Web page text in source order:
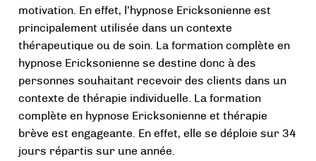
motivation. En effet, l’hypnose Ericksonienne est
principalement utilisée dans un contexte
thérapeutique ou de soin. La formation complète en
hypnose Ericksonienne se destine donc à des
personnes souhaitant recevoir des clients dans un
contexte de thérapie individuelle. La formation
complète en hypnose Ericksonienne et thérapie
brève est engageante. En effet, elle se déploie sur 34
jours répartis sur une année.